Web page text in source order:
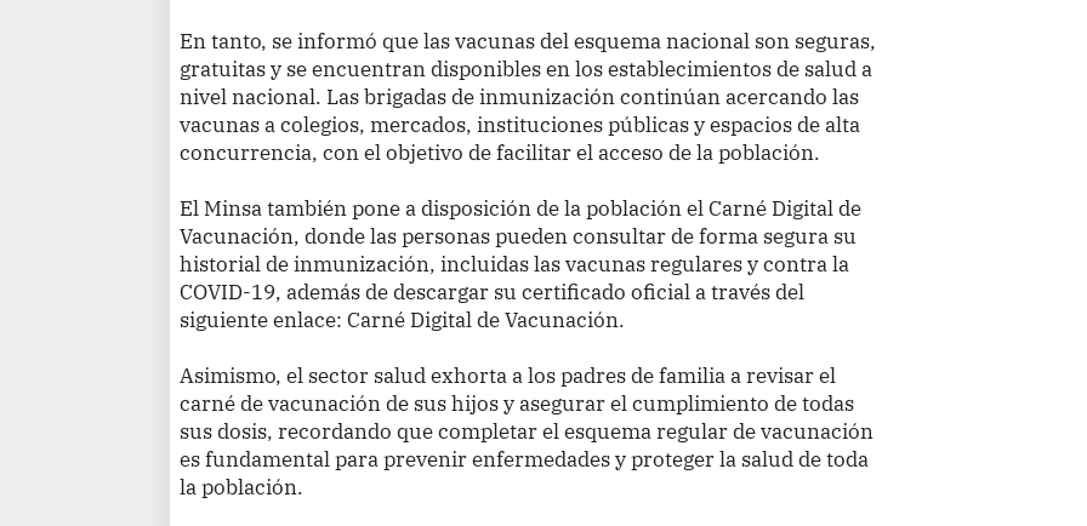
En tanto, se informó que las vacunas del esquema nacional son seguras,
gratuitas y se encuentran disponibles en los establecimientos de salud a
nivel nacional. Las brigadas de inmunización continúan acercando las
vacunas a colegios, mercados, instituciones públicas y espacios de alta
concurrencia, con el objetivo de facilitar el acceso de la población.
El Minsa también pone a disposición de la población el Carné Digital de
Vacunación, donde las personas pueden consultar de forma segura su
historial de inmunización, incluidas las vacunas regulares y contra la
COVID-19, además de descargar su certificado oficial a través del
siguiente enlace: Carné Digital de Vacunación.
Asimismo, el sector salud exhorta a los padres de familia a revisar el
carné de vacunación de sus hijos y asegurar el cumplimiento de todas
sus dosis, recordando que completar el esquema regular de vacunación
es fundamental para prevenir enfermedades y proteger la salud de toda
la población.